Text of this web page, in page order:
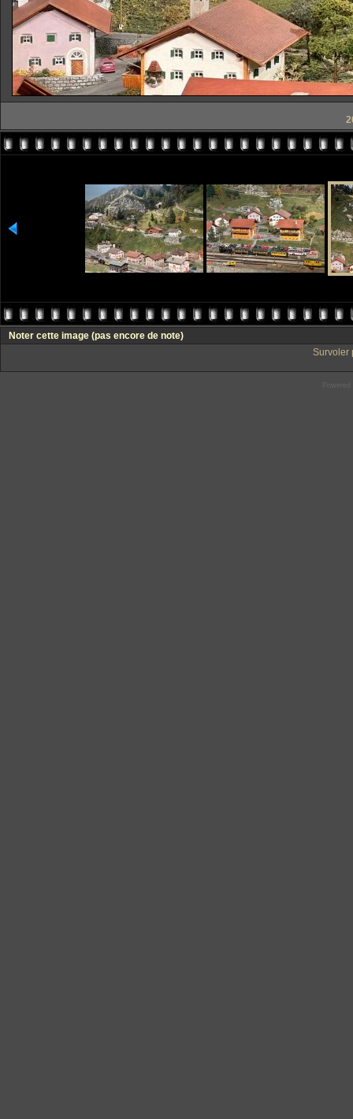
Noter cette image (pas encore de note)
Survoler